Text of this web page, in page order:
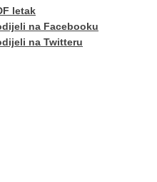
letak
na Facebooku
na Twitteru